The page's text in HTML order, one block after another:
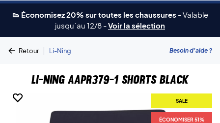
👟 Économisez 20% sur toutes les chaussures -Valable
jusqu´au 12/8 -Voir la sélection
Retour | Li-Ning Besoin d'aide ?
Li-Ning AAPR379-1 Shorts Black
SALE
ÉCONOMISER 51%
SALE
ÉCONOMISER 51%